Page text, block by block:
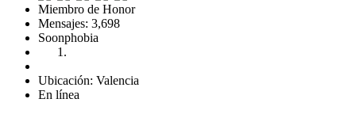
Miembro de Honor
Mensajes: 3,698
Soonphobia
Ubicación: Valencia
En línea